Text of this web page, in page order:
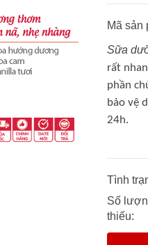
Mã sản
Sữa
rất
phần
bảo vệ
24h.
Tình
Số
thiếu: